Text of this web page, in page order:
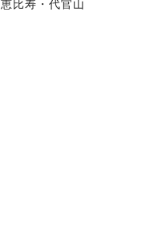
恵比寿・代官山